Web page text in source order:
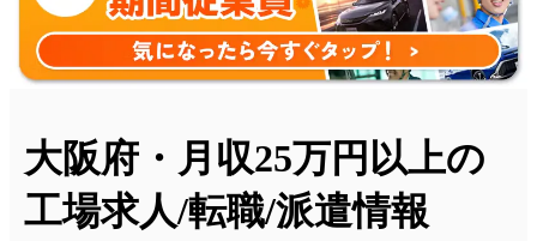
大阪府・月収25万円以上の
工場求人/転職/派遣情報